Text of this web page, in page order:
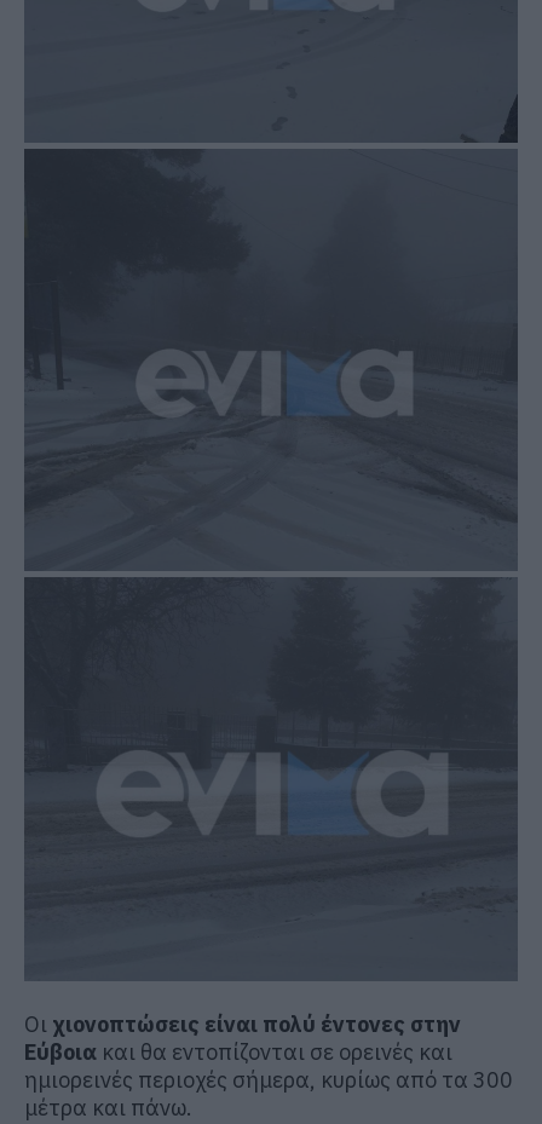
Οι χιονοπτώσεις είναι πολύ έντονες στην
Εύβοια και θα εντοπίζονται σε ορεινές και
ημιορεινές περιοχές σήμερα, κυρίως από τα 300
μέτρα και πάνω.